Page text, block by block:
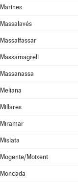
Marines
Massalavés
Massalfassar
Massamagrell
Massanassa
Meliana
Millares
Miramar
Mislata
Mogente/Moixent
Moncada